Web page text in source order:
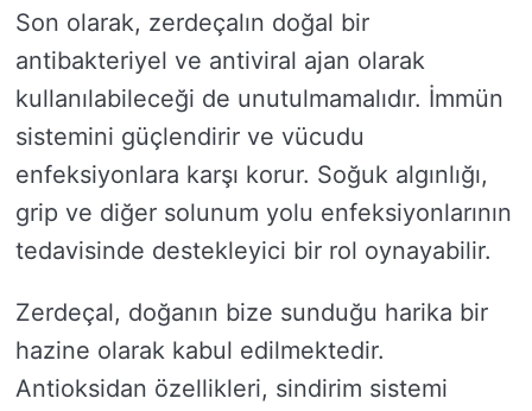
Son olarak, zerdeçalın doğal bir
antibakteriyel ve antiviral ajan olarak
kullanılabileceği de unutulmamalıdır. İmmün
sistemini güçlendirir ve vücudu
enfeksiyonlara karşı korur. Soğuk algınlığı,
grip ve diğer solunum yolu enfeksiyonlarının
tedavisinde destekleyici bir rol oynayabilir.
Zerdeçal, doğanın bize sunduğu harika bir
hazine olarak kabul edilmektedir.
Antioksidan özellikleri, sindirim sistemi